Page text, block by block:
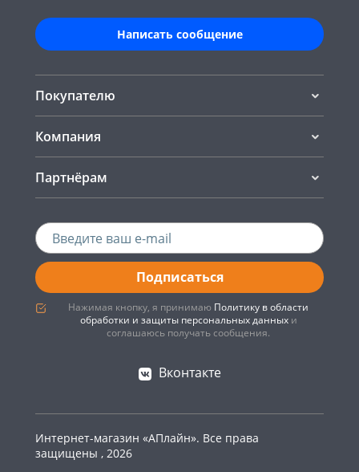
Написать сообщение
Покупателю
Компания
Партнёрам
Подписаться
Нажимая кнопку, я принимаю Политику в области
обработки и защиты персональных данныхи
соглашаюсь получать сообщения.
Вконтакте
Интернет-магазин «АПлайн». Все права
защищены , 2026